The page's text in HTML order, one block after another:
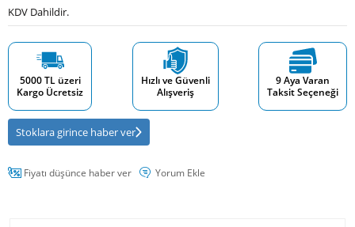
KDV Dahildir.
5000 TL üzeri
Kargo Ücretsiz
Hızlı ve Güvenli
Alışveriş
9 Aya Varan
Taksit Seçeneği
Stoklara girince haber ver
Fiyatı düşünce haber ver Yorum Ekle